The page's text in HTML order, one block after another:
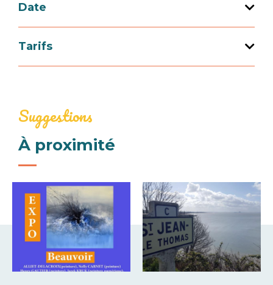
Date
10h00 à
Tarifs
Suggestions
À proximité